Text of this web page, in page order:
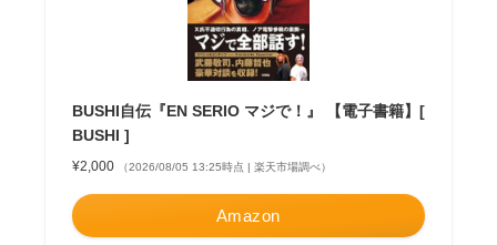
BUSHI自伝『EN SERIO マジで！』 【電子書籍】[
BUSHI ]
¥2,000 （2026/08/05 13:25時点 | 楽天市場調べ）
Amazon